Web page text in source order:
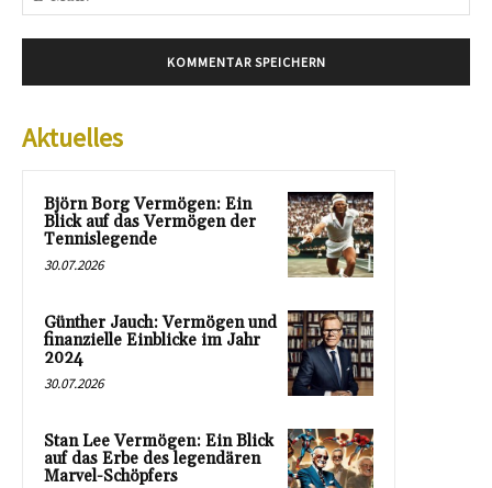
Aktuelles
Björn Borg Vermögen: Ein
Blick auf das Vermögen der
Tennislegende
30.07.2026
Günther Jauch: Vermögen und
finanzielle Einblicke im Jahr
2024
30.07.2026
Stan Lee Vermögen: Ein Blick
auf das Erbe des legendären
Marvel-Schöpfers